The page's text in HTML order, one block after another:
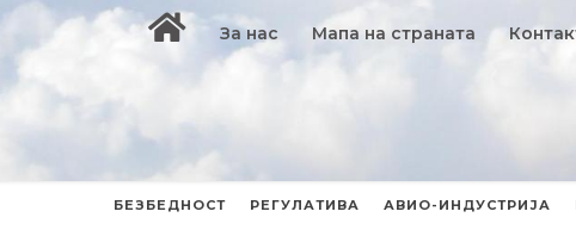
За нас Мапа на страната
БЕЗБЕДНОСТ РЕГУЛАТИВА АВИО-ИНДУСТРИЈА